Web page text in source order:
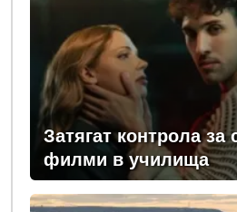
Затягат контрола за
филми в училища